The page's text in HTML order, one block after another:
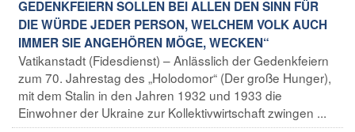
GEDENKFEIERN SOLLEN BEI ALLEN DEN SINN FÜR
DIE WÜRDE JEDER PERSON, WELCHEM VOLK AUCH
IMMER SIE ANGEHÖREN MÖGE, WECKEN“
Vatikanstadt (Fidesdienst) – Anlässlich der Gedenkfeiern
zum 70. Jahrestag des „Holodomor“ (Der große Hunger),
mit dem Stalin in den Jahren 1932 und 1933 die
Einwohner der Ukraine zur Kollektivwirtschaft zwingen ...